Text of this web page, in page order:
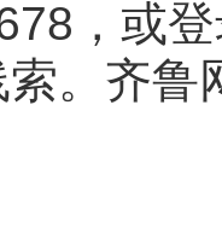
，或
。齐鲁